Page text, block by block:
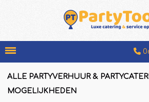
Bakfiets
ALLE PARTYVERHUUR &
MOGELIJKHEDEN